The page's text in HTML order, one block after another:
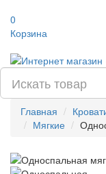
0
Корзина
Главная
Мягкие